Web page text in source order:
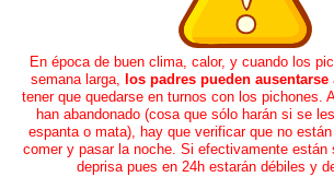
En época de buen clima, calor, y cuando los
semana larga, los padres pueden ausentarse
tener que quedarse en turnos con los pichones.
han abandonado (cosa que sólo harán si se
espanta o mata), hay que verificar que no
comer y pasar la noche. Si efectivamente están
deprisa pues en 24h estarán débiles y